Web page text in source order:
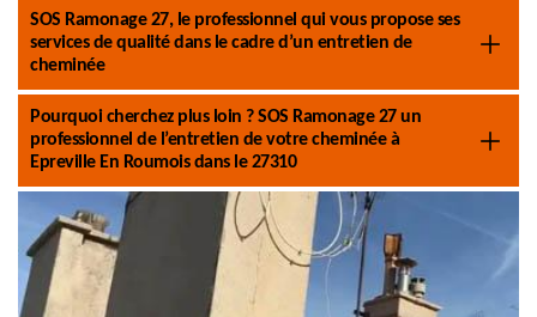
SOS Ramonage 27, le professionnel qui vous propose ses
services de qualité dans le cadre d’un entretien de
cheminée
Pourquoi cherchez plus loin ? SOS Ramonage 27 un
professionnel de l’entretien de votre cheminée à
Epreville En Roumois dans le 27310